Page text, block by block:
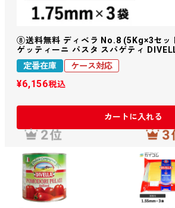
⑧送料無料 ディベラ No.8 (5Kg×3セ
ゲッティーニ パスタ スパゲティ
定番在庫
ケース対応
¥6,156税込
カートに入れる